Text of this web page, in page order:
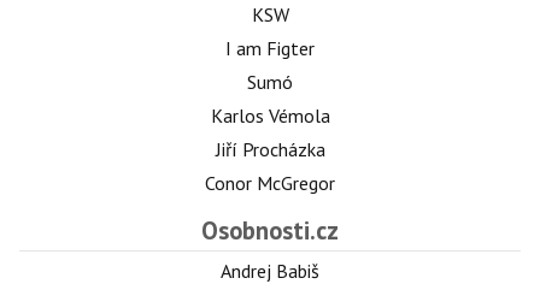
KSW
I am Figter
Sumó
Karlos Vémola
Jiří Procházka
Conor McGregor
Osobnosti.cz
Andrej Babiš